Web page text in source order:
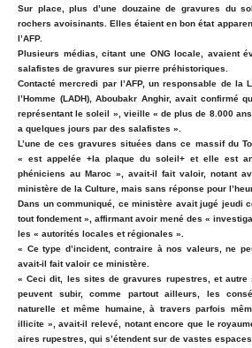
Sur place, plus d’une douzaine de gravures du
rochers avoisinants. Elles étaient en bon état
l’AFP.
Plusieurs médias, citant une ONG locale, avaient
salafistes de gravures sur pierre préhistoriques.
Contacté mercredi par l’AFP, un responsable de la
l’Homme (LADH), Aboubakr Anghir, avait confirmé
représentant le soleil », vieille « de plus de 8.000
a quelques jours par des salafistes ».
L’une de ces gravures situées dans ce massif du
« est appelée +la plaque du soleil+ et elle est
phéniciens au Maroc », avait-il fait valoir, notant
ministère de la Culture, mais sans réponse pour
Dans un communiqué, ce ministère avait jugé jeudi
tout fondement », affirmant avoir mené des «
les « autorités locales et régionales ».
« Ce type d’incident, contraire à nos valeurs, ne
avait-il fait valoir ce ministère.
« Ceci dit, les sites de gravures rupestres, et autre
peuvent subir, comme partout ailleurs, les
naturelle et même humaine, à travers parfois
illicite », avait-il relevé, notant encore que le
aires rupestres, qui s’étendent sur de vastes espaces